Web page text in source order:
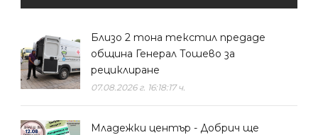
Близо 2 тона текстил предаде
община Генерал Тошево за
рециклиране
07.08.2026 г. 16:18:17 ч.
Младежки център - Добрич ще